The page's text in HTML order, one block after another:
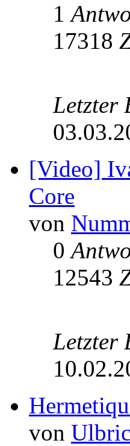
1
17318
Letzter
[Video]
Core
von
0
12543
Letzter
von